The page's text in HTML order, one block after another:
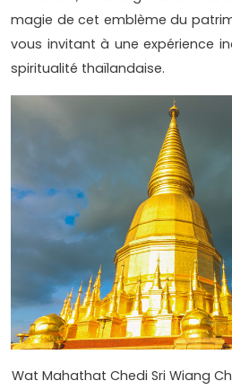
magie de cet emblème du
vous invitant à une expérience
spiritualité thaïlandaise.
Wat Mahathat Chedi Sri Wiang